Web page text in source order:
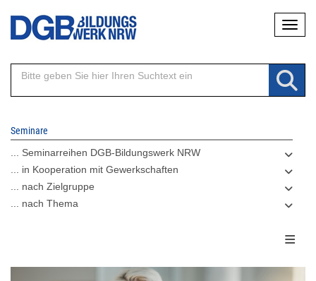
Direkt
Inhalt
Seminare
... Seminarreihen DGB-Bildungswerk NRW
... in Kooperation mit Gewerkschaften
... nach Zielgruppe
... nach Thema